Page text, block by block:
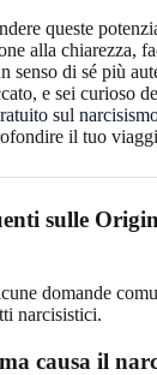
queste
alla chiarezza,
senso di sé più
e sei curioso
sul
il tuo
sulle
domande
narcisistici.
causa il